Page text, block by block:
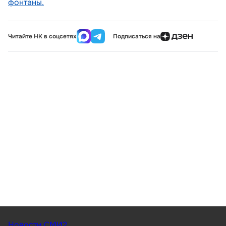
фонтаны.
Читайте НК в соцсетях Подписаться на